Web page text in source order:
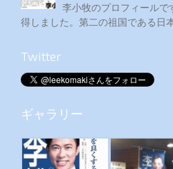
李小牧のプロフィール
得しました。第二の祖国である日
Twitter
ギャラリー